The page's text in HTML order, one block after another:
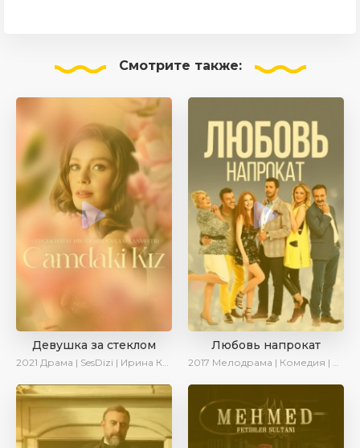
Смотрите также:
Девушка за стеклом
2021 Драма | SesDizi | Ирина Котова
Любовь напрокат
2017 Мелодрама | Комедия | Ирина Котова